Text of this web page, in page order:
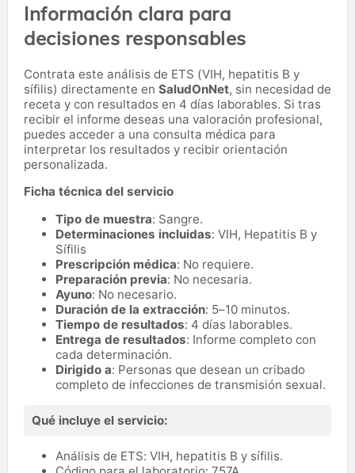
Información clara para
decisiones responsables
Contrata este análisis de ETS (VIH, hepatitis B y
sífilis) directamente en SaludOnNet, sin necesidad de
receta y con resultados en 4 días laborables. Si tras
recibir el informe deseas una valoración profesional,
puedes acceder a una consulta médica para
interpretar los resultados y recibir orientación
personalizada.
Ficha técnica del servicio
Tipo de muestra: Sangre.
Determinaciones incluidas: VIH, Hepatitis B y
Sífilis
Prescripción médica: No requiere.
Preparación previa: No necesaria.
Ayuno: No necesario.
Duración de la extracción: 5–10 minutos.
Tiempo de resultados: 4 días laborables.
Entrega de resultados: Informe completo con
cada determinación.
Dirigido a: Personas que desean un cribado
completo de infecciones de transmisión sexual.
Qué incluye el servicio:
Análisis de ETS: VIH, hepatitis B y sífilis.